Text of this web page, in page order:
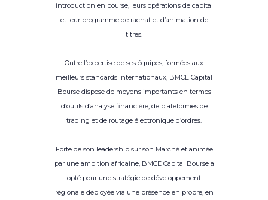
introduction en bourse, leurs opérations de capital
et leur programme de rachat et d’animation de
titres.
Outre l’expertise de ses équipes, formées aux
meilleurs standards internationaux, BMCE Capital
Bourse dispose de moyens importants en termes
d’outils d’analyse financière, de plateformes de
trading et de routage électronique d’ordres.
Forte de son leadership sur son Marché et animée
par une ambition africaine, BMCE Capital Bourse a
opté pour une stratégie de développement
régionale déployée via une présence en propre, en